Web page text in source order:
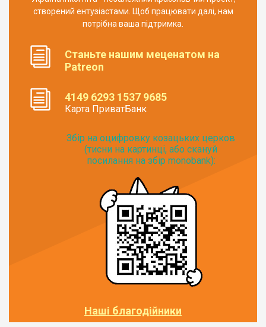
створений ентузіастами. Щоб працювати далі, нам
потрібна ваша підтримка.
Станьте нашим меценатом на
Patreon
4149 6293 1537 9685
Карта ПриватБанк
Збір на оцифровку козацьких церков
(тисни на картинці, або скануй
посилання на збір monobank):
Наші благодійники